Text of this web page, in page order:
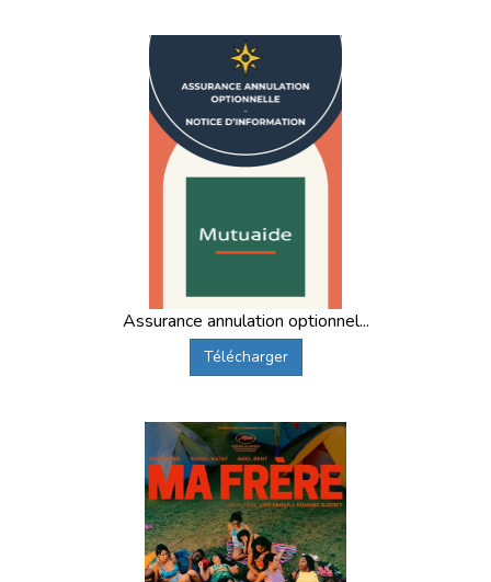
Assurance annulation optionnel...
Télécharger